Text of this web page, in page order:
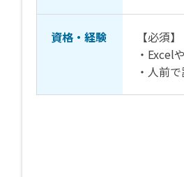
資格・経験
【必須】
・Excel
・人前